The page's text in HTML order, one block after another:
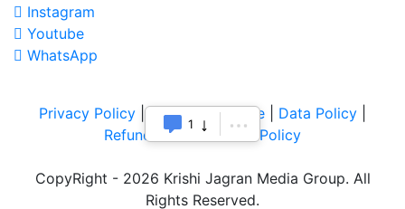
Instagram
Youtube
WhatsApp
Privacy Policy |Terms of Service Data Policy
Refund & Cancellation Policy
CopyRight - 2026 Krishi Jagran Media Group. All
Rights Reserved.
1